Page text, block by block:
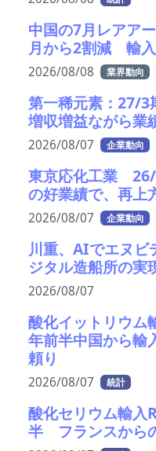
中国の7月レアア
月から2割減 輸
2026/08/08 業界動向
第一稀元素：27/3
増収増益ながら業
2026/08/07 企業動向
東京応化工業 26/
の好業績で、再上
2026/08/07 企業動向
川重、AIでエヌビ
ジタル造船所の実
2026/08/07
酸化イットリウ
年前半中国から
頼り
2026/08/07 統計
酸化セリウム輸
半 フランスから